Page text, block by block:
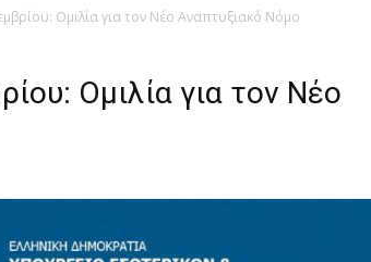
Ομιλία για τον Νέο Αναπτυξιακό Νόμο
Ομιλία για τον Νέο